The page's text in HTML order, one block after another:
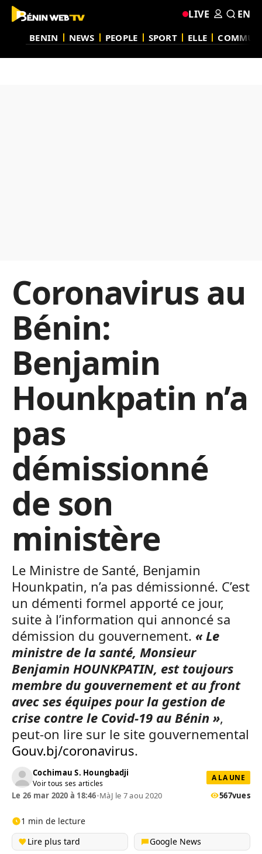
BENIN NEWS PEOPLE SPORT ELLE
LIVE EN
Coronavirus au
Bénin:
Benjamin
Hounkpatin n’a
pas
démissionné
de son
ministère
Le Ministre de Santé, Benjamin
Hounkpatin, n’a pas démissionné. C’est
un démenti formel apporté ce jour,
suite à l’information qui annoncé sa
démission du gouvernement. « Le
ministre de la santé, Monsieur
Benjamin HOUNKPATIN, est toujours
membre du gouvernement et au front
avec ses équipes pour la gestion de
crise contre le Covid-19 au Bénin »,
peut-on lire sur le site gouvernemental
Gouv.bj/coronavirus.
Cochimau S. Houngbadji
Voir tous ses articles
A LA UNE
Le 26 mar 2020 à 18:46•MàJ le 7 aou 2020 567vues
1 min de lecture
Lire plus tard
Google News